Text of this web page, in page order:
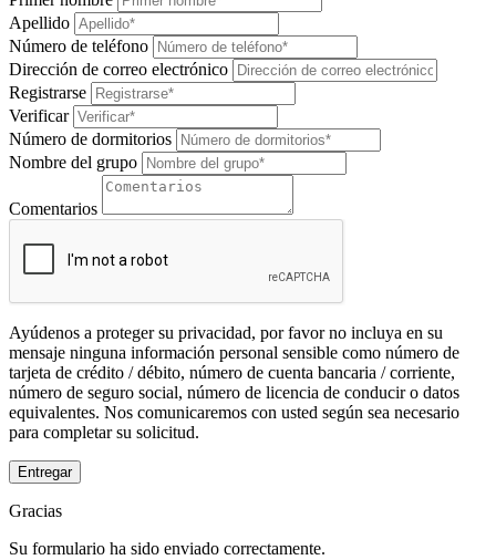
Apellido
Número de teléfono
Dirección de correo electrónico
Registrarse
Verificar
Número de dormitorios
Nombre del grupo
Comentarios
Ayúdenos a proteger su privacidad, por favor no incluya en su
mensaje ninguna información personal sensible como número de
tarjeta de crédito / débito, número de cuenta bancaria / corriente,
número de seguro social, número de licencia de conducir o datos
equivalentes. Nos comunicaremos con usted según sea necesario
para completar su solicitud.
Entregar
Gracias
Su formulario ha sido enviado correctamente.